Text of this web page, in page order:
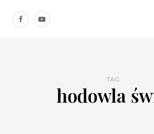
TAG
hodowla
Twoje dane osobowe będą przetwarzane zgodnie z